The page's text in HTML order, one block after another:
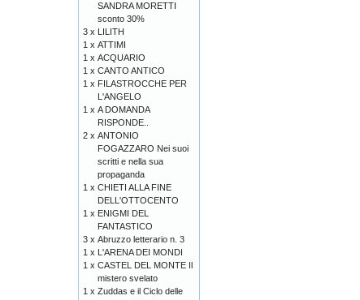
SANDRA MORETTI
sconto 30%
3 x LILITH
1 x ATTIMI
1 x ACQUARIO
1 x CANTO ANTICO
1 x FILASTROCCHE PER
L'ANGELO
1 x A DOMANDA
RISPONDE..
2 x ANTONIO
FOGAZZARO Nei suoi
scritti e nella sua
propaganda
1 x CHIETI ALLA FINE
DELL'OTTOCENTO
1 x ENIGMI DEL
FANTASTICO
3 x Abruzzo letterario n. 3
1 x L'ARENA DEI MONDI
1 x CASTEL DEL MONTE Il
mistero svelato
1 x Zuddas e il Ciclo delle